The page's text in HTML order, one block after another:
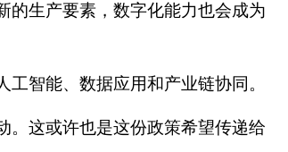
的生产要素，数字化能力也会成为
智能、数据应用和产业链协同。
。这或许也是这份政策希望传递给